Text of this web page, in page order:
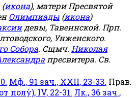
(икона), матери Пресвятой
Олимпиады (икона)
девы, Тавеннской. Прп.
Унженского.
Собора. Сщмч. Николая
пресвитера. Св.
Мф., 91 зач., XXII, 23-33. Прав.
полу́), IV, 22-31. Лк., 36 зач.,